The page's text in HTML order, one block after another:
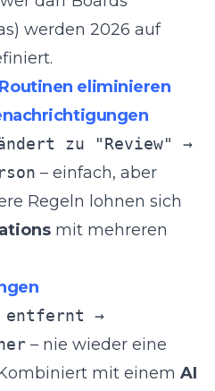
werden 2026 auf
eliminieren
zu "Review" →
– einfach, aber
Regeln lohnen sich
mit mehreren
entfernt →
– nie wieder eine
mit einem AI